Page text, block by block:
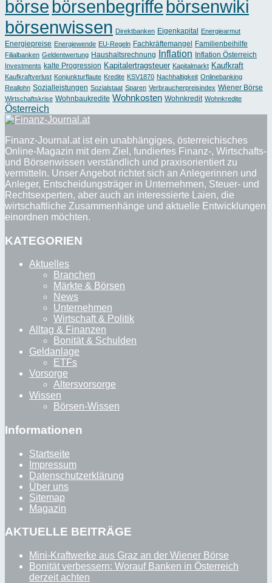
börse börsenbegriffe börsenwiki
börsenwissen Direktbanken Eigenkapital Energiearmut
Energiepreise Energiewende EU-Regeln Fachkräftemangel Familienbeihilfe
Filialbanken Geldentwertung Haushaltsrechnung Inflation Inflation Österreich
Investments kalte Progression Kapitalertragsteuer Kapitalmarkt Kaufkraft
Kaufkraftverlust Konjunkturflaute Kredite KSV1870 Nachhaltigkeit Onlinebanking
Reallohn Sozialleistungen Sozialstaat Sparen Verbraucherpreisindex Wiener Börse
Wirtschaftskrise Wohnbaukredite Wohnkosten Wohnkredit Wohnkredite
Österreich
Finanz-Journal.at ist ein unabhängiges, österreichisches
Online-Magazin mit dem Ziel, fundiertes Finanz-, Wirtschafts-
und Börsenwissen verständlich und praxisorientiert zu
vermitteln. Unser Angebot richtet sich an Anlegerinnen und
Anleger, Entscheidungsträger in Unternehmen, Steuer- und
Rechtsexperten, aber auch an interessierte Laien, die
wirtschaftliche Zusammenhänge und aktuelle Entwicklungen
einordnen möchten.
KATEGORIEN
Aktuelles
Branchen
Märkte & Börsen
News
Unternehmen
Wirtschaft & Politik
Alltag & Finanzen
Bonität & Schulden
Geldanlage
ETFs
Vorsorge
Altersvorsorge
Wissen
Börsen-Wissen
Informationen
Startseite
Impressum
Datenschutzerklärung
Über uns
Sitemap
Magazin
AKTUELLE BEITRÄGE
Mini-Kraftwerke aus Graz an der Wiener Börse
Bonität verbessern: Worauf Banken in Österreich
derzeit achten